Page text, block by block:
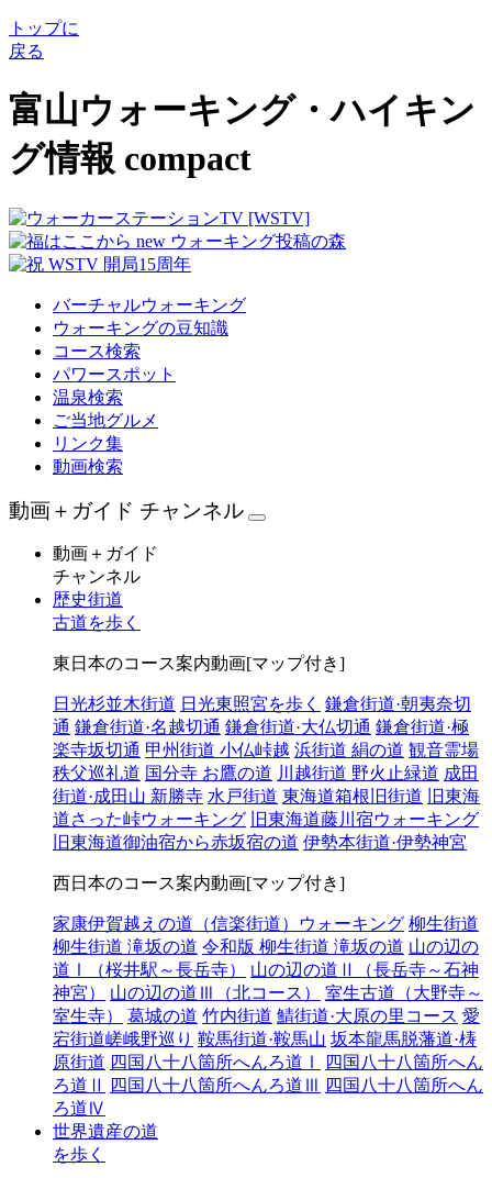
トップに
戻る
富山ウォーキング・ハイキン
グ情報 compact
バーチャルウォーキング
ウォーキングの豆知識
コース検索
パワースポット
温泉検索
ご当地グルメ
リンク集
動画検索
動画＋ガイド チャンネル
動画＋ガイド
チャンネル
歴史街道
古道を歩く
東日本のコース案内動画[マップ付き]
日光杉並木街道 日光東照宮を歩く 鎌倉街道·朝夷奈切
通 鎌倉街道·名越切通 鎌倉街道·大仏切通 鎌倉街道·極
楽寺坂切通 甲州街道 小仏峠越 浜街道 絹の道 観音霊場
秩父巡礼道 国分寺 お鷹の道 川越街道 野火止緑道 成田
街道·成田山 新勝寺 水戸街道 東海道箱根旧街道
旧東海
道さった峠ウォーキング
旧東海道藤川宿ウォーキング
旧東海道御油宿から赤坂宿の道 伊勢本街道·伊勢神宮
西日本のコース案内動画[マップ付き]
家康伊賀越えの道（信楽街道）ウォーキング 柳生街道
柳生街道 滝坂の道 令和版 柳生街道 滝坂の道 山の辺の
道Ⅰ（桜井駅～長岳寺）
山の辺の道Ⅱ（長岳寺～石神
神宮）
山の辺の道Ⅲ（北コース）
室生古道（大野寺～
室生寺）
葛城の道 竹内街道 鯖街道·大原の里コース 愛
宕街道嵯峨野巡り 鞍馬街道·鞍馬山 坂本龍馬脱藩道·梼
原街道 四国八十八箇所へんろ道Ⅰ
四国八十八箇所へん
ろ道Ⅱ
四国八十八箇所へんろ道Ⅲ 四国八十八箇所へん
ろ道Ⅳ
世界遺産の道
を歩く